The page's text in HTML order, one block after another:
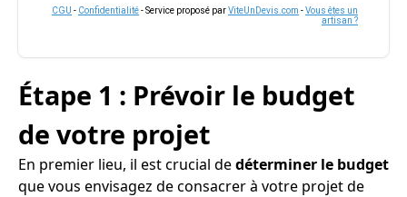
CGU - Confidentialité- Service proposé parViteUnDevis.com -Vous êtes un
artisan ?
Étape 1 : Prévoir le budget
de votre projet
En premier lieu, il est crucial dedéterminer le budget
que vous envisagez de consacrer à votre projet de